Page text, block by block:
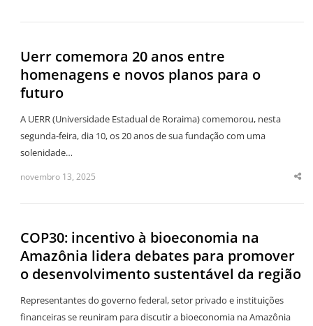
Uerr comemora 20 anos entre
homenagens e novos planos para o
futuro
A UERR (Universidade Estadual de Roraima) comemorou, nesta
segunda‑feira, dia 10, os 20 anos de sua fundação com uma
solenidade…
novembro 13, 2025
COP30: incentivo à bioeconomia na
Amazônia lidera debates para promover
o desenvolvimento sustentável da região
Representantes do governo federal, setor privado e instituições
financeiras se reuniram para discutir a bioeconomia na Amazônia